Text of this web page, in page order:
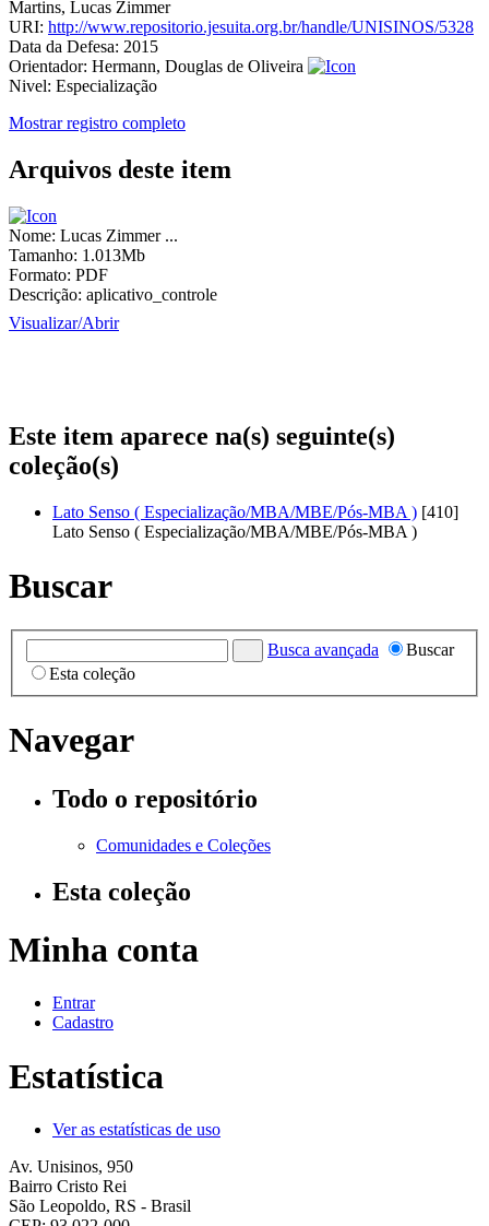
Martins, Lucas Zimmer
URI: http://www.repositorio.jesuita.org.br/handle/UNISINOS/5328
Data da Defesa: 2015
Orientador: Hermann, Douglas de Oliveira
Nivel: Especialização
Mostrar registro completo
Arquivos deste item
Nome: Lucas Zimmer ...
Tamanho: 1.013Mb
Formato: PDF
Descrição: aplicativo_controle
Visualizar/Abrir
Este item aparece na(s) seguinte(s)
coleção(s)
Lato Senso ( Especialização/MBA/MBE/Pós-MBA ) [410]
Lato Senso ( Especialização/MBA/MBE/Pós-MBA )
Buscar
Busca avançada
Buscar
Esta coleção
Navegar
Todo o repositório
Comunidades e Coleções
Esta coleção
Minha conta
Entrar
Cadastro
Estatística
Ver as estatísticas de uso
Av. Unisinos, 950
Bairro Cristo Rei
São Leopoldo, RS - Brasil